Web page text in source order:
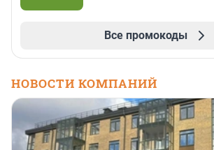
Все промокоды
НОВОСТИ КОМПАНИЙ